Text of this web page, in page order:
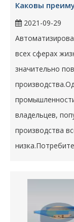
2021-09-29
всех сферах
значительно
владельцев,
производства